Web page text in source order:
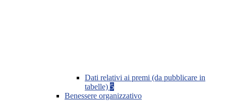
Dati relativi ai premi (da pubblicare in
tabelle) 5
Benessere organizzativo